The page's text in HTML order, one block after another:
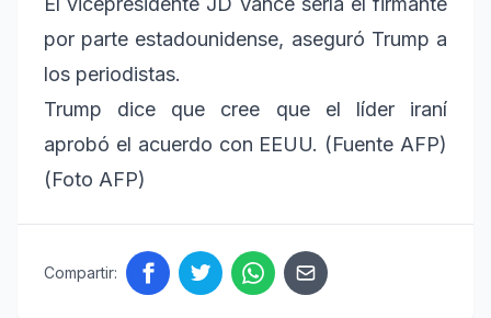
por parte estadounidense, aseguró Trump a
los periodistas.
Trump dice que cree que el líder iraní
aprobó el acuerdo con EEUU. (Fuente AFP)
(Foto AFP)
Compartir: